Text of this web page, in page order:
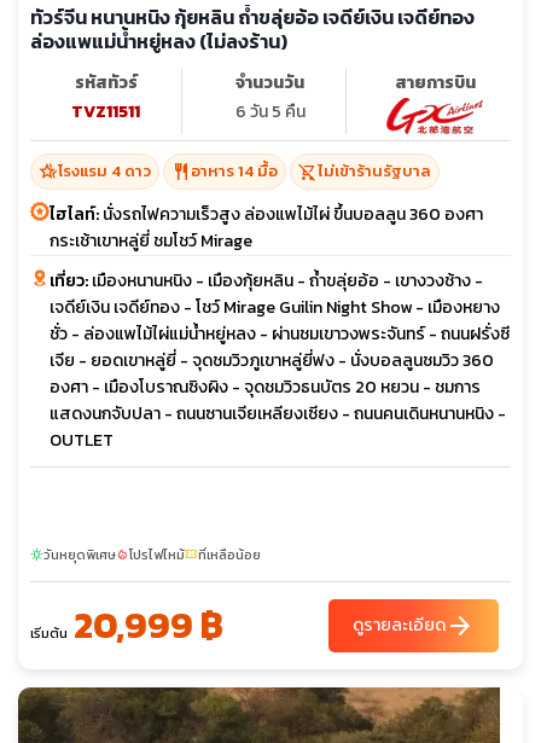
ทัวร์จีน หนานหนิง กุ้ยหลิน ถ้ำขลุ่ยอ้อ เจดีย์เงิน เจดีย์ทอง
ล่องแพแม่น้ำหยู่หลง (ไม่ลงร้าน)
รหัสทัวร์
TVZ11511
จำนวนวัน
6 วัน 5 คืน
สายการบิน
hotel_classโรงแรม 4 ดาว restaurant อาหาร 14 มื้อ shopping_cart_offไม่เข้าร้านรัฐบาล
ไฮไลท์:นั่งรถไฟความเร็วสูง ล่องแพไม้ไผ่ ขึ้นบอลลูน 360 องศา
กระเช้าเขาหลู่ยี่ ชมโชว์ Mirage
เที่ยว:เมืองหนานหนิง - เมืองกุ้ยหลิน - ถ้ำขลุ่ยอ้อ - เขางวงช้าง -
เจดีย์เงิน เจดีย์ทอง - โชว์ Mirage Guilin Night Show - เมืองหยาง
ชั่ว - ล่องแพไม้ไผ่แม่น้ำหยู่หลง - ผ่านชมเขาวงพระจันทร์ - ถนนฝรั่งซี
เจีย - ยอดเขาหลู่ยี่ - จุดชมวิวภูเขาหลู่ยี่ฟง - นั่งบอลลูนชมวิว 360
องศา - เมืองโบราณซิงผิง - จุดชมวิวธนบัตร 20 หยวน - ชมการ
แสดงนกจับปลา - ถนนซานเจียเหลียงเซียง - ถนนคนเดินหนานหนิง -
OUTLET
sunnyวันหยุดพิเศษlocal_fire_departmentโปรไฟไหม้confirmation_numberที่เหลือน้อย
เริ่มต้น 20,999 ฿ ดูรายละเอียดarrow_forward